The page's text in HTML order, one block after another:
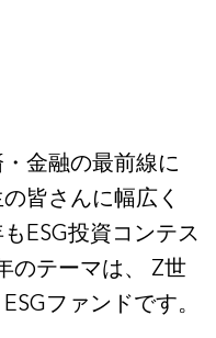
金融の最前線に
皆さんに幅広く
ESG投資コンテス
のテーマは、 Z世
ファンドです。